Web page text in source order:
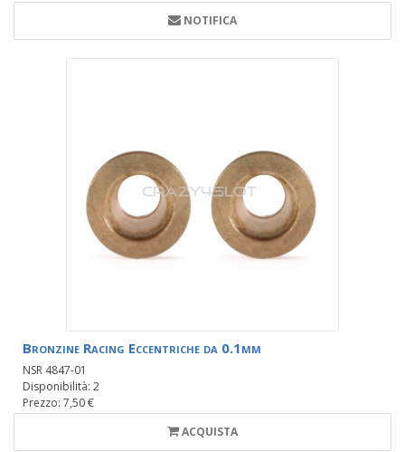
NOTIFICA
Bronzine Racing Eccentriche da 0.1mm
NSR 4847-01
Disponibilità: 2
Prezzo: 7,50 €
ACQUISTA